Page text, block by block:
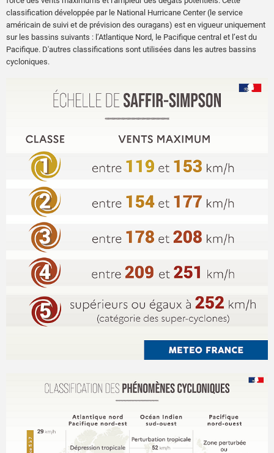
classification développée par le National Hurricane Center (le service
américain de suivi et de prévision des ouragans) est en vigueur uniquement
sur les bassins suivants : l’Atlantique Nord, le Pacifique central et l’est du
Pacifique. D'autres classifications sont utilisées dans les autres bassins
cycloniques.